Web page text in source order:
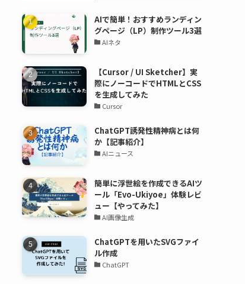
AIで簡単！おすすめランディン
グページ（LP）制作ツール3選
AIネタ
【Cursor / UI Sketcher】実
際にノーコードでHTMLとCSS
を生成してみた
Cursor
ChatGPT誘発性精神病とは何
か【記事紹介】
AIニュース
簡単に浮世絵を作成できるAIツ
ール「Evo-Ukiyoe」体験レビ
ュー【やってみた】
AI画像生成
ChatGPTを用いたSVGファイ
ル作成
ChatGPT